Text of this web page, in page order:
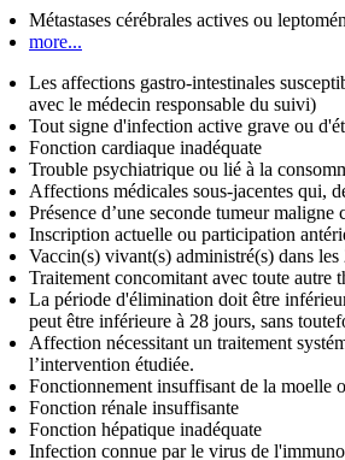
Métastases cérébrales actives ou
more...
Les affections gastro-intestinales
avec le médecin responsable du suivi)
Tout signe d'infection active grave ou
Fonction cardiaque inadéquate
Trouble psychiatrique ou lié à la
Affections médicales sous-jacentes qui,
Présence d’une seconde tumeur
Inscription actuelle ou participation
Vaccin(s) vivant(s) administré(s) dans
Traitement concomitant avec toute autre
La période d'élimination doit être
peut être inférieure à 28 jours, sans
Affection nécessitant un traitement
l’intervention étudiée.
Fonctionnement insuffisant de la moelle
Fonction rénale insuffisante
Fonction hépatique inadéquate
Infection connue par le virus de